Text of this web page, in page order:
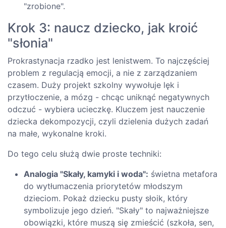
"zrobione".
Krok 3: naucz dziecko, jak kroić
"słonia"
Prokrastynacja rzadko jest lenistwem. To najczęściej
problem z regulacją emocji, a nie z zarządzaniem
czasem. Duży projekt szkolny wywołuje lęk i
przytłoczenie, a mózg - chcąc uniknąć negatywnych
odczuć - wybiera ucieczkę. Kluczem jest nauczenie
dziecka dekompozycji, czyli dzielenia dużych zadań
na małe, wykonalne kroki.
Do tego celu służą dwie proste techniki:
Analogia "Skały, kamyki i woda": świetna metafora
do wytłumaczenia priorytetów młodszym
dzieciom. Pokaż dziecku pusty słoik, który
symbolizuje jego dzień. "Skały" to najważniejsze
obowiązki, które muszą się zmieścić (szkoła, sen,